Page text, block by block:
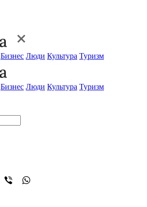
Бизнес Люди Культура Туризм
Бизнес Люди Культура Туризм